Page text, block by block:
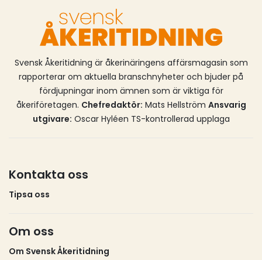
enligt Trafikverket att ett lastbilssläp fått haveri och
står helt eller delvis i körfältet, vilket gör att
personbilar kör in bakifrån i hög hastighet. I Europa
den här typen av olyckor.
Svensk Åkeritidning är åkerinäringens affärsmagasin som
rapporterar om aktuella branschnyheter och bjuder på
fördjupningar inom ämnen som är viktiga för
åkeriföretagen. Chefredaktör: Mats Hellström Ansvarig
utgivare: Oscar Hyléen TS-kontrollerad upplaga
Kontakta oss
Tipsa oss
Om oss
Om Svensk Åkeritidning